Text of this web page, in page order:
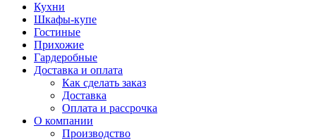
Кухни
Шкафы-купе
Гостиные
Прихожие
Гардеробные
Доставка и оплата
Как сделать заказ
Доставка
Оплата и рассрочка
О компании
Производство